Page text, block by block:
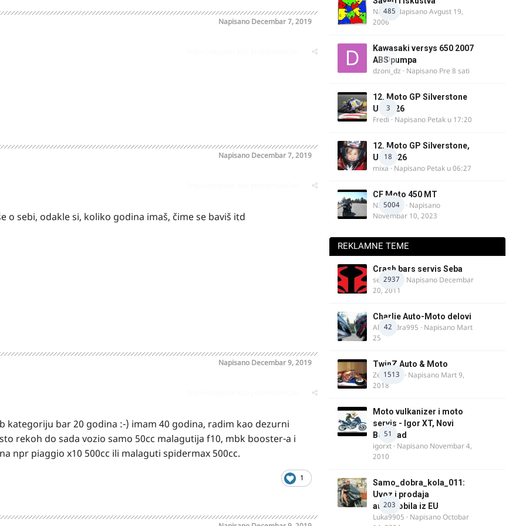
Napisano Decembar 7, 2019
Napisano Decembar 7, 2019
sebi, odakle si, koliko godina imaš, čime se baviš itd
Napisano Decembar 9, 2019
kategoriju bar 20 godina :-) imam 40 godina, radim kao dezurni
rekoh do sada vozio samo 50cc malagutija f10, mbk booster-a i
npr piaggio x10 500cc ili malaguti spidermax 500cc.
1
485
Najzli· NapisanoAvgust 19,
2006
0
Kawasaki versys 650 2007
ABS pumpa
dzoni_dz · Napisano Pre 8 sati
3
12. Moto GP Silverstone
UK 2026
Fredi · Napisano Petak u 17:20
18
12. Moto GP Silverstone,
UK, 2026
mixa · Napisano Petak u 06:27
5004
CF Moto 450 MT
NIKOLA 1
· Napisano
Novembar 10, 2023
REKLAMNE TEME
2937
Crash bars servis Seba
seba011 · Napisano Decembar
20, 2011
42
Charlie Auto-Moto delovi
Alexandra995 · Napisano Mart
25
1513
TwinZ Auto & Moto
Zeljkamp · Napisano Mart 9,
2018
51
Moto vulkanizer i moto
servis - Igor XT, Novi
Beograd
igorxt · Napisano Novembar 4,
2010
203
Samo_dobra_kola_011:
Uvoz i prodaja
automobila iz EU
Luka9905 · NapisanoOctobar